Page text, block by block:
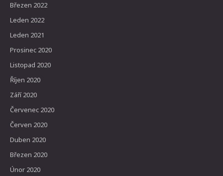
Březen 2022
Leden 2022
Leden 2021
Prosinec 2020
Listopad 2020
Říjen 2020
Září 2020
Červenec 2020
Červen 2020
Duben 2020
Březen 2020
Únor 2020